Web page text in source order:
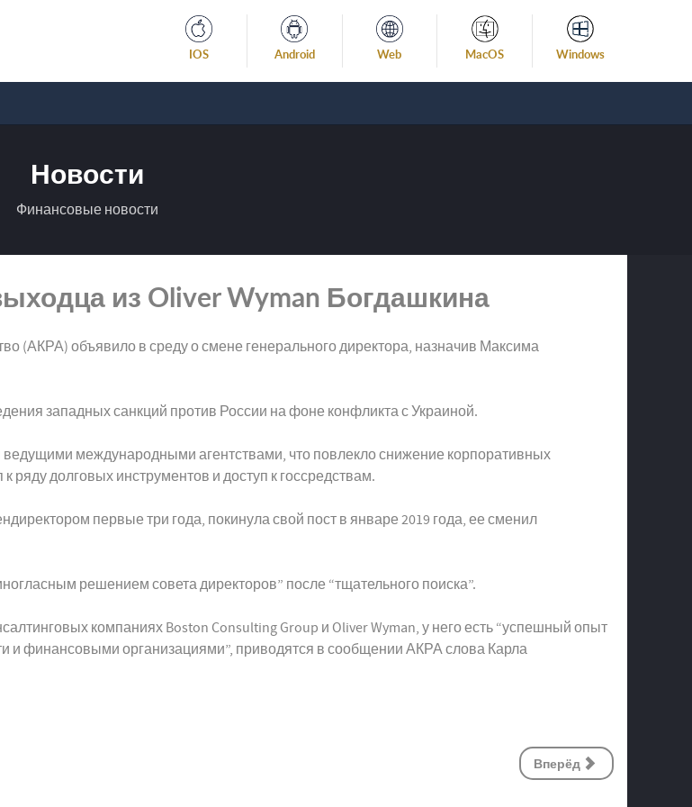
IOS Android Web MacOS Windows
Новости
Финансовые новости
из Oliver Wyman Богдашкина
(АКРА) объявило в среду о смене генерального директора, назначив Максима
западных санкций против России на фоне конфликта с Украиной.
международными агентствами, что повлекло снижение корпоративных
ряду долговых инструментов и доступ к госсредствам.
первые три года, покинула свой пост в январе 2019 года, ее сменил
решением совета директоров” после “тщательного поиска”.
компаниях Boston Consulting Group и Oliver Wyman, у него есть “успешный опыт
и финансовыми организациями”, приводятся в сообщении АКРА слова Карла
Вперёд